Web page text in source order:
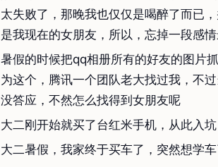
太失败了，那晚我也仅仅是喝醉了而已
是我现在的女朋友，所以，忘掉一段感
暑假的时候把qq相册所有的好友的图片
为这个，腾讯一个团队老大找过我，不
没答应，不然怎么找得到女朋友呢
大二刚开始就买了台红米手机，从此入
大二暑假，我家终于买车了，突然想学